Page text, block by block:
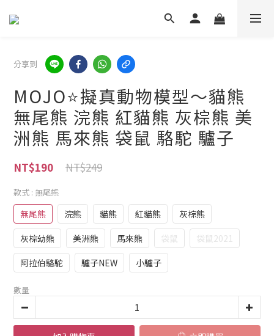
分享到
MOJO⭐擬真動物模型～貓熊
無尾熊 浣熊 紅貓熊 灰棕熊 美
洲熊 馬來熊 袋鼠 駱駝 驢子
NT$249
NT$190
款式 : 無尾熊
無尾熊 浣熊 貓熊 紅貓熊
灰棕熊
灰棕幼熊
美洲熊 馬來熊 袋鼠
袋鼠2021
阿拉伯駱駝
驢子NEW 小驢子
數量